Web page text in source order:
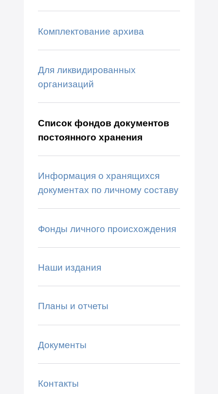
Комплектование архива
Для ликвидированных
организаций
Список фондов документов
постоянного хранения
Информация о хранящихся
документах по личному составу
Фонды личного происхождения
Наши издания
Планы и отчеты
Документы
Контакты